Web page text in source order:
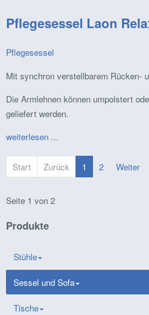
Pflegesessel Laon
Pflegesessel
Mit synchron verstellbarem Rücken-
Die Armlehnen können umpolstert
geliefert werden.
weiterlesen ...
Start Zurück 1 2 Weiter
Seite 1 von 2
Produkte
Stühle
Sessel und Sofa
Tische